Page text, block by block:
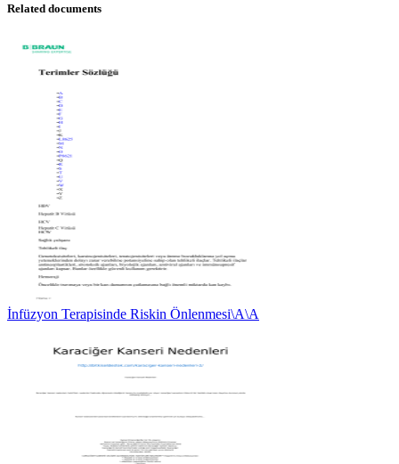
Related documents
İnfüzyon Terapisinde Riskin Önlenmesi\A\A